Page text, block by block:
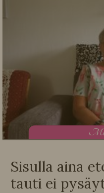
M
Sisulla aina
tauti ei